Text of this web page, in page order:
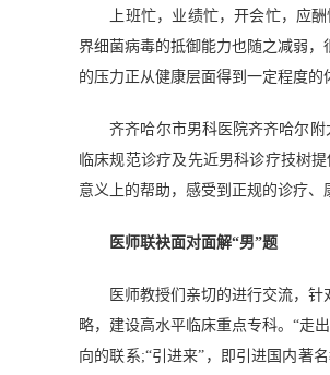
上班忙，业绩忙，开会忙，应酬
界细菌病毒的抵御能力也随之减弱
的压力正从健康层面得到一定程度的
齐齐哈尔市男科医院齐齐哈尔附
临床规范诊疗及先近男科诊疗技树
意义上的帮助，感受到正规的诊疗、
医师联袂面对面解“男”题
医师教授们亲切的进行交流，针对
略，建设高水平临床重点专科。“走
向的联系;“引进来”，即引进国内著